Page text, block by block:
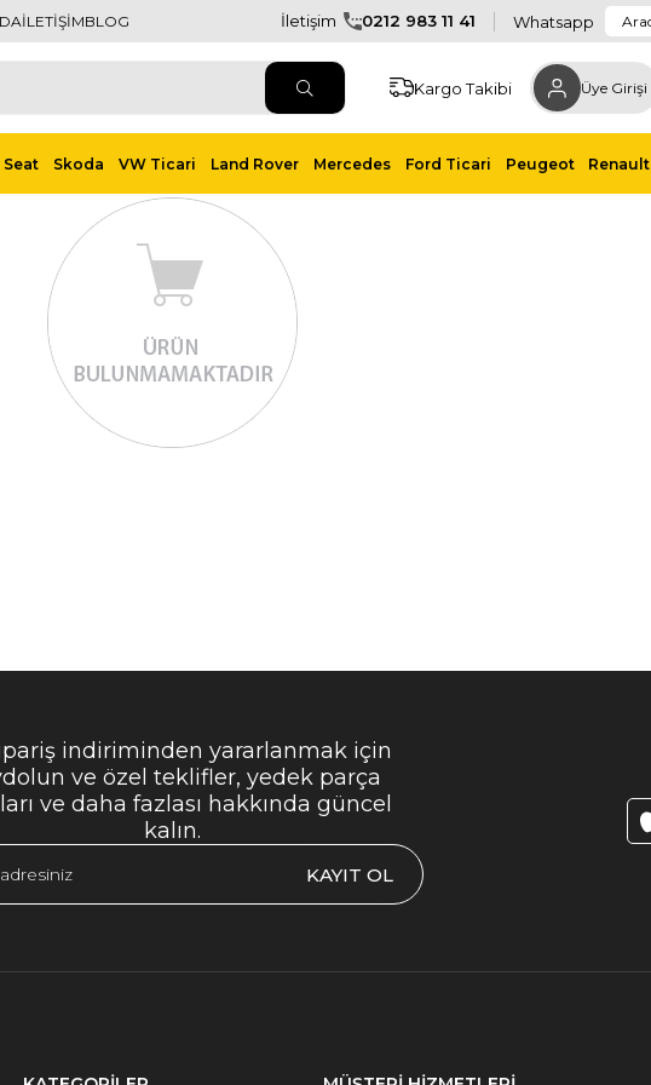
İLETİŞİMBLOG İletişim 0212 983 11 41 Whatsapp
Kargo Takibi Üye Girişi
Seat Skoda VW Ticari Land Rover Mercedes Ford Ticari Peugeot Renault
indiriminden yararlanmak için
ve özel teklifler, yedek parça
ve daha fazlası hakkında güncel
kalın.
KAYIT OL